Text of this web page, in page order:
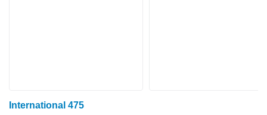
International 475